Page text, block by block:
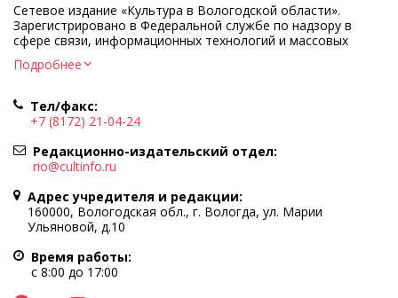
Сетевое издание «Культура в Вологодской области».
Зарегистрировано в Федеральной службе по надзору в
сфере связи, информационных технологий и массовых
Регистрационный номер и дата принятия решения о
Учредитель КУ ВО «Информационно-аналитический центр
культуры»
Адрес учредителя и редакции: 160000, Вологодская обл., г.
Вологда, ул. Марии Ульяновой, д.10
Главный редактор — Легчанова Елена Григорьевна
Политика в отношении обработки персональных данных
При полном или частичном использовании информации
портала гиперссылка на cultinfo.ru обязательна.
Редакция не несет ответственности за достоверность
информации, содержащейся в рекламных объявлениях.
Подробнее
Тел/факс:
+7 (8172) 21-04-24
Редакционно-издательский отдел:
rio@cultinfo.ru
Адрес учредителя и редакции:
160000, Вологодская обл., г. Вологда, ул. Марии
Ульяновой, д.10
Время работы:
с 8:00 до 17:00